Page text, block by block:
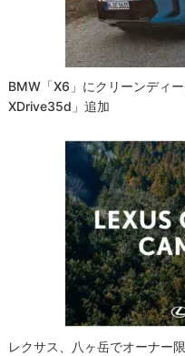
BMW「X6」にクリーンディ
XDrive35d」追加
レクサス、八ヶ岳でオーナー